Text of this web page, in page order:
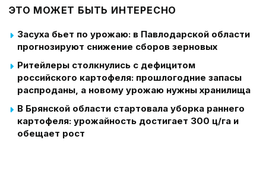
ЭТО МОЖЕТ БЫТЬ ИНТЕРЕСНО
Засуха бьет по урожаю: в Павлодарской области
прогнозируют снижение сборов зерновых
Ритейлеры столкнулись с дефицитом
российского картофеля: прошлогодние запасы
распроданы, а новому урожаю нужны хранилища
В Брянской области стартовала уборка раннего
картофеля: урожайность достигает 300 ц/га и
обещает рост